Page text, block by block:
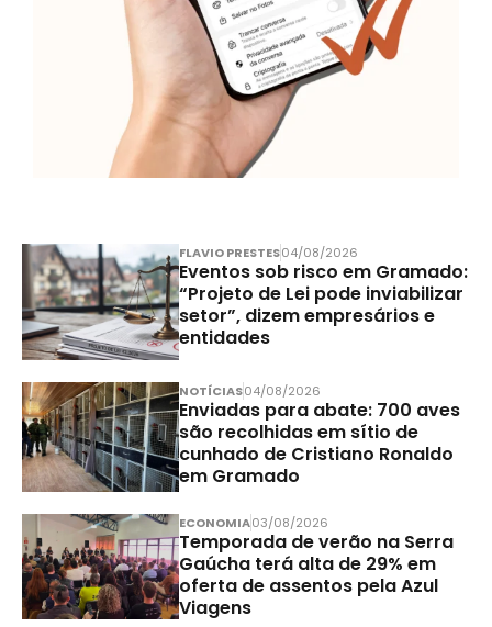
FLAVIO PRESTES04/08/2026
Eventos sob risco em Gramado:
“Projeto de Lei pode inviabilizar
setor”, dizem empresários e
entidades
NOTÍCIAS04/08/2026
Enviadas para abate: 700 aves
são recolhidas em sítio de
cunhado de Cristiano Ronaldo
em Gramado
ECONOMIA03/08/2026
Temporada de verão na Serra
Gaúcha terá alta de 29% em
oferta de assentos pela Azul
Viagens